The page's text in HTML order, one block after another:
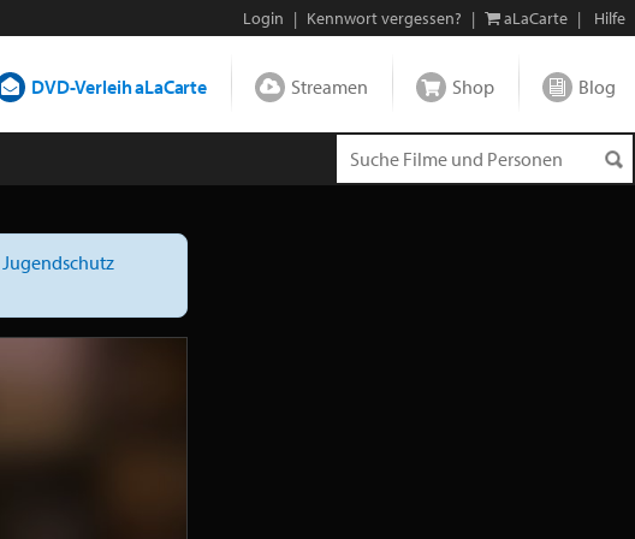
Login | Kennwort vergessen? | aLaCarte | Hilfe
DVD-Verleih aLaCarte Streamen Shop Blog
Jugendschutz